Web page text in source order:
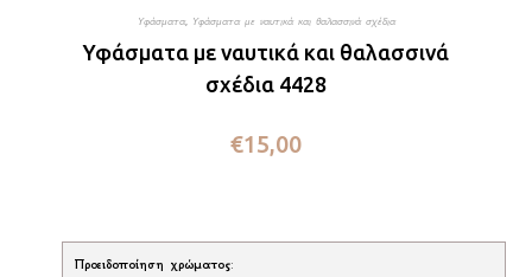
Υφάσματα, Υφάσματα με ναυτικά και θαλασσινά σχέδια
Υφάσματα με ναυτικά και θαλασσινά
σχέδια 4428
€15,00
Προειδοποίηση χρώματος: